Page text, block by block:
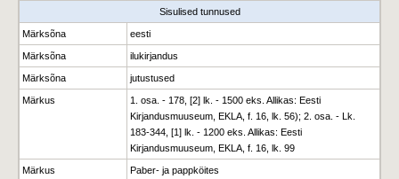
Sisulised tunnused
Märksõna eesti
Märksõna ilukirjandus
Märksõna jutustused
Märkus
1. osa. - 178, [2] lk. - 1500 eks. Allikas: Eesti
Kirjandusmuuseum, EKLA, f. 16, lk. 56); 2. osa. - Lk.
183-344, [1] lk. - 1200 eks. Allikas: Eesti
Kirjandusmuuseum, EKLA, f. 16, lk. 99
Märkus Paber- ja pappköites